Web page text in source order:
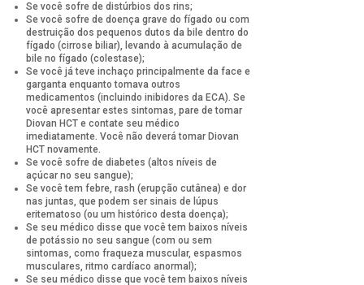
Se você sofre de distúrbios dos rins;
Se você sofre de doença grave do fígado ou com
destruição dos pequenos dutos da bile dentro do
fígado (cirrose biliar), levando à acumulação de
bile no fígado (colestase);
Se você já teve inchaço principalmente da face e
garganta enquanto tomava outros
medicamentos (incluindo inibidores da ECA). Se
você apresentar estes sintomas, pare de tomar
Diovan HCT e contate seu médico
imediatamente. Você não deverá tomar Diovan
HCT novamente.
Se você sofre de diabetes (altos níveis de
açúcar no seu sangue);
Se você tem febre, rash (erupção cutânea) e dor
nas juntas, que podem ser sinais de lúpus
eritematoso (ou um histórico desta doença);
Se seu médico disse que você tem baixos níveis
de potássio no seu sangue (com ou sem
sintomas, como fraqueza muscular, espasmos
musculares, ritmo cardíaco anormal);
Se seu médico disse que você tem baixos níveis